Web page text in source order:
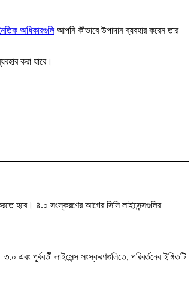
অধিকারগুলিআপনি কীভাবে উপাদান ব্যবহার করেন তার
করা যাবে।
হবে। ৪.০ সংস্করণের আগের সিসি লাইসেন্সগুলির
পূর্ববর্তী লাইসেন্স সংস্করণগুলিতে, পরিবর্তনের ইঙ্গিতটি